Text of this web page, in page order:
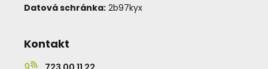
Datová schránka: 2b97kyx
Kontakt